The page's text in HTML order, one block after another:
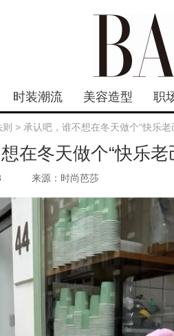
时装潮流 美容造型 职
> 承认吧，谁不想在冬天做个“快乐老
在冬天做个“快乐老
来源：时尚芭莎